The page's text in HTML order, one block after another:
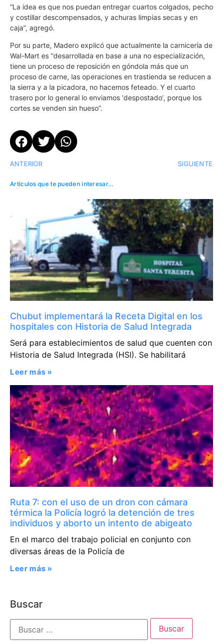
“La idea es que nos puedan entregar cuartos colgados, pecho
y costillar descompensados, y achuras limpias secas y en
caja”, agregó.
Por su parte, Madero explicó que actualmente la carnicería de
Wal-Mart es “desarrollada en base a una no especialización,
tiene un proceso de reposición en góndola más que un
proceso de carne, las operaciones en trastienda se reducen a
la sierra y a la picadora, no hacemos feteado. Y el cuarto
trasero por lo general lo enviamos ‘despostado’, porque los
cortes se venden sin hueso”.
ANTERIOR SIGUIENTE
Artículos que te pueden interesar...
Chubut implementará la Receta Digital en los
hospitales con Historia de Salud Integrada
Será para establecimientos de salud que cuenten con
Historia de Salud Integrada (HSI). Se habilitará
Leer más »
Ruta 7: con el uso de un dron con cámara
térmica la Policía logró la detención de tres
individuos y aborto un intento de abigeato
En el marco del trabajo policial en conjunto con
diversas áreas de la Policía de
Leer más »
Buscar